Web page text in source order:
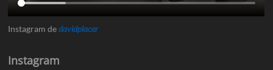
Instagram dedavidplacer
Instagram